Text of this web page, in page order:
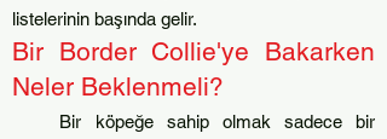
listelerinin başında gelir.
Bir Border Collie'ye Bakarken
Neler Beklenmeli?
Bir köpeğe sahip olmak sadece bir